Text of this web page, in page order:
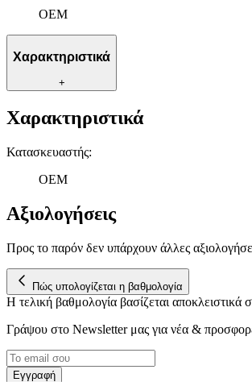
OEM
Χαρακτηριστικά
+
Χαρακτηριστικά
Κατασκευαστής:
OEM
Αξιολογήσεις
Προς το παρόν δεν υπάρχουν άλλες
Πώς υπολογίζεται η βαθμολογία
Η τελική βαθμολογία βασίζεται
Γράψου στο Νewsletter μας για νέα &
Εγγραφή